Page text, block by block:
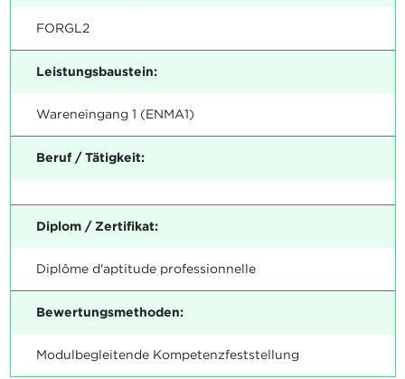
FORGL2
Leistungsbaustein:
Wareneingang 1 (ENMA1)
Beruf / Tätigkeit:
Diplom / Zertifikat:
Diplôme d'aptitude professionnelle
Bewertungsmethoden:
Modulbegleitende Kompetenzfeststellung